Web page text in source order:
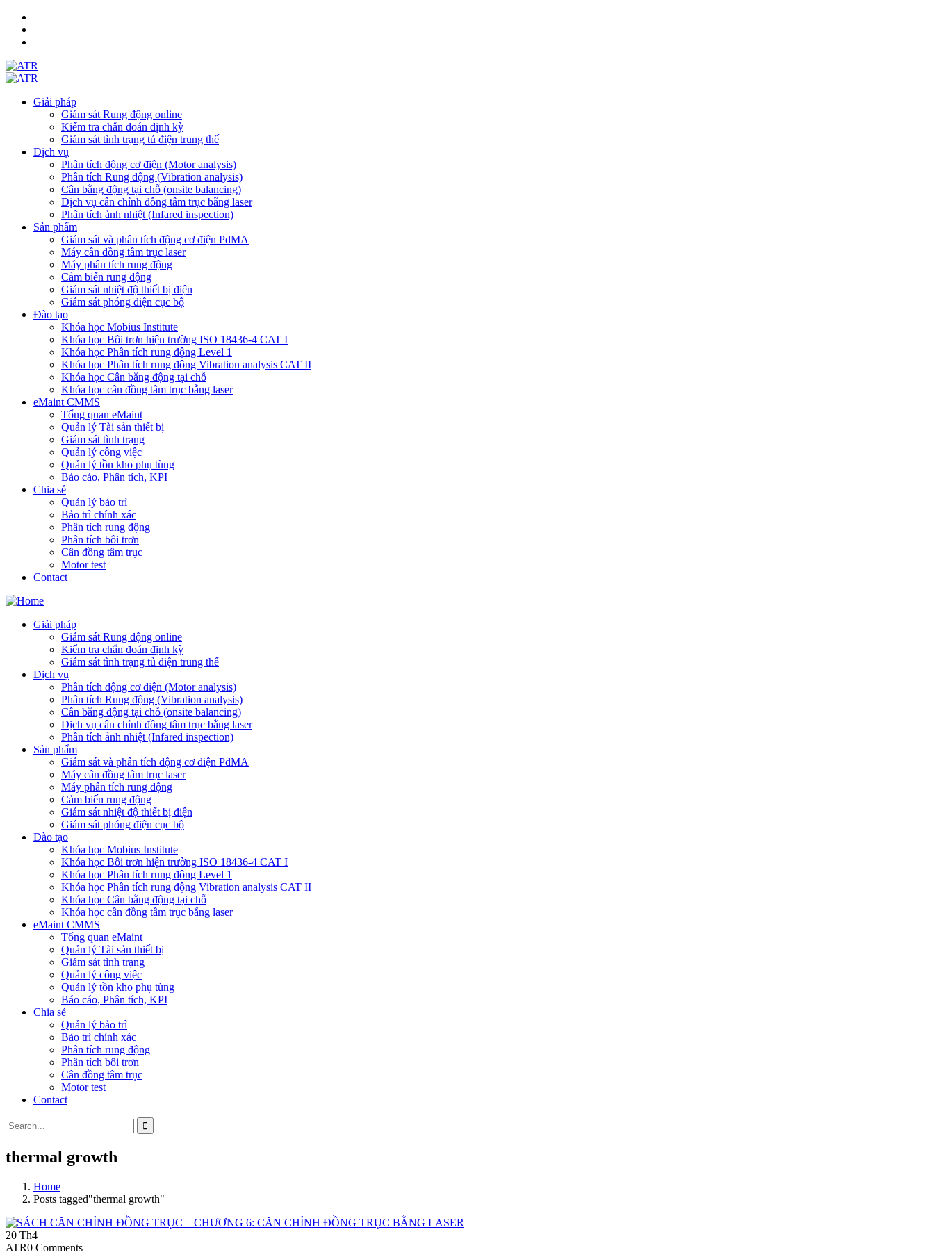
Giải pháp
Giám sát Rung động online
Kiểm tra chẩn đoán định kỳ
Giám sát tình trạng tủ điện trung thế
Dịch vụ
Phân tích động cơ điện (Motor analysis)
Phân tích Rung động (Vibration analysis)
Cân bằng động tại chỗ (onsite balancing)
Dịch vụ cân chỉnh đồng tâm trục bằng laser
Phân tích ảnh nhiệt (Infared inspection)
Sản phẩm
Giám sát và phân tích động cơ điện PdMA
Máy cân đồng tâm trục laser
Máy phân tích rung động
Cảm biến rung động
Giám sát nhiệt độ thiết bị điện
Giám sát phóng điện cục bộ
Đào tạo
Khóa học Mobius Institute
Khóa học Bôi trơn hiện trường ISO 18436-4 CAT I
Khóa học Phân tích rung động Level 1
Khóa học Phân tích rung động Vibration analysis CAT II
Khóa học Cân bằng động tại chỗ
Khóa học cân đồng tâm trục bằng laser
eMaint CMMS
Tổng quan eMaint
Quản lý Tài sản thiết bị
Giám sát tình trạng
Quản lý công việc
Quản lý tồn kho phụ tùng
Báo cáo, Phân tích, KPI
Chia sẻ
Quản lý bảo trì
Bảo trì chính xác
Phân tích rung động
Phân tích bôi trơn
Cân đồng tâm trục
Motor test
Contact
Giải pháp
Giám sát Rung động online
Kiểm tra chẩn đoán định kỳ
Giám sát tình trạng tủ điện trung thế
Dịch vụ
Phân tích động cơ điện (Motor analysis)
Phân tích Rung động (Vibration analysis)
Cân bằng động tại chỗ (onsite balancing)
Dịch vụ cân chỉnh đồng tâm trục bằng laser
Phân tích ảnh nhiệt (Infared inspection)
Sản phẩm
Giám sát và phân tích động cơ điện PdMA
Máy cân đồng tâm trục laser
Máy phân tích rung động
Cảm biến rung động
Giám sát nhiệt độ thiết bị điện
Giám sát phóng điện cục bộ
Đào tạo
Khóa học Mobius Institute
Khóa học Bôi trơn hiện trường ISO 18436-4 CAT I
Khóa học Phân tích rung động Level 1
Khóa học Phân tích rung động Vibration analysis CAT II
Khóa học Cân bằng động tại chỗ
Khóa học cân đồng tâm trục bằng laser
eMaint CMMS
Tổng quan eMaint
Quản lý Tài sản thiết bị
Giám sát tình trạng
Quản lý công việc
Quản lý tồn kho phụ tùng
Báo cáo, Phân tích, KPI
Chia sẻ
Quản lý bảo trì
Bảo trì chính xác
Phân tích rung động
Phân tích bôi trơn
Cân đồng tâm trục
Motor test
Contact
thermal growth
Home
Posts tagged"thermal growth"
20 Th4
ATR0 Comments